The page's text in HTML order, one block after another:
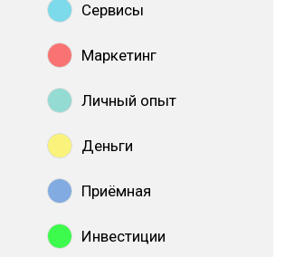
Сервисы
Маркетинг
Личный опыт
Деньги
Приёмная
Инвестиции